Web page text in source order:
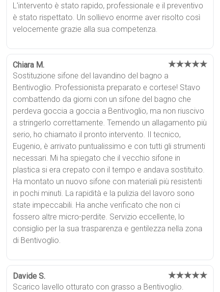
L'intervento è stato rapido, professionale e il preventivo
è stato rispettato. Un sollievo enorme aver risolto così
velocemente grazie alla sua competenza.
Chiara M. ★★★★★
Sostituzione sifone del lavandino del bagno a
Bentivoglio. Professionista preparato e cortese! Stavo
combattendo da giorni con un sifone del bagno che
perdeva goccia a goccia a Bentivoglio, ma non riuscivo
a stringerlo correttamente. Temendo un allagamento più
serio, ho chiamato il pronto intervento. Il tecnico,
Eugenio, è arrivato puntualissimo e con tutti gli strumenti
necessari. Mi ha spiegato che il vecchio sifone in
plastica si era crepato con il tempo e andava sostituito.
Ha montato un nuovo sifone con materiali più resistenti
in pochi minuti. La rapidità e la pulizia del lavoro sono
state impeccabili. Ha anche verificato che non ci
fossero altre micro-perdite. Servizio eccellente, lo
consiglio per la sua trasparenza e gentilezza nella zona
di Bentivoglio.
Davide S. ★★★★★
Scarico lavello otturato con grasso a Bentivoglio.